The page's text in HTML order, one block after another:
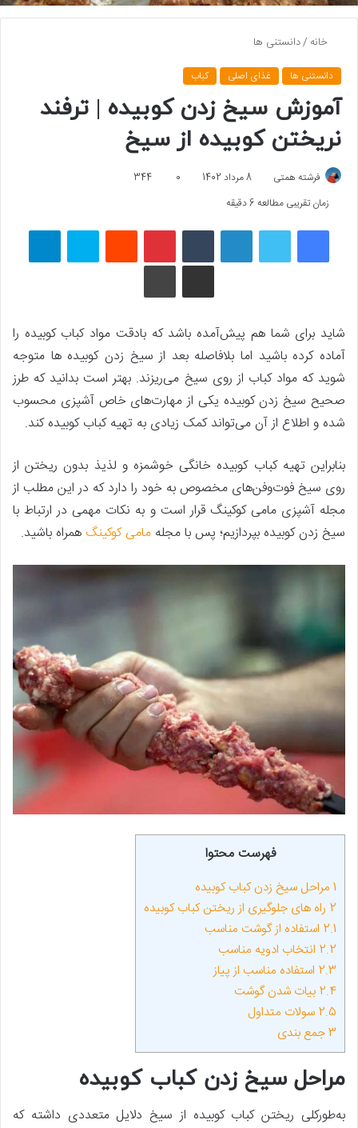
خانه /دانستنی ها
دانستنی ها غذای اصلی کباب
آموزش سیخ زدن کوبیده | ترفند
نریختن کوبیده از سیخ
فرشته همتی 8 مرداد 1402 0
344
زمان تقریبی مطالعه 6 دقیقه
فیسبوک لینکداین پینتریست اسکایپ
چاپ
شاید برای شما هم پیش‌آمده باشد که بادقت مواد کباب کوبیده را
آماده کرده باشید اما بلافاصله بعد از سیخ زدن کوبیده ها متوجه
شوید که مواد کباب از روی سیخ می‌ریزند. بهتر است بدانید که طرز
صحیح سیخ زدن کوبیده یکی از مهارت‌های خاص آشپزی محسوب
شده و اطلاع از آن می‌تواند کمک زیادی به تهیه کباب کوبیده کند.
بنابراین تهیه کباب کوبیده خانگی خوشمزه و لذیذ بدون ریختن از
روی سیخ فوت‌وفن‌های مخصوص به خود را دارد که در این مطلب از
مجله آشپزی مامی کوکینگ قرار است و به نکات مهمی در ارتباط با
سیخ زدن کوبیده بپردازیم؛ پس با مجله مامی کوکینگهمراه باشید.
فهرست محتوا
1 مراحل سیخ زدن کباب کوبیده
2 راه‌ های جلوگیری از ریختن کباب کوبیده
2.1 استفاده از گوشت مناسب
2.2 انتخاب ادویه مناسب
2.3 استفاده مناسب از پیاز
2.4 بیات شدن گوشت
2.5 سولات متداول
3جمع بندی
مراحل سیخ زدن کباب کوبیده
به‌طورکلی ریختن کباب کوبیده از سیخ دلایل متعددی داشته که